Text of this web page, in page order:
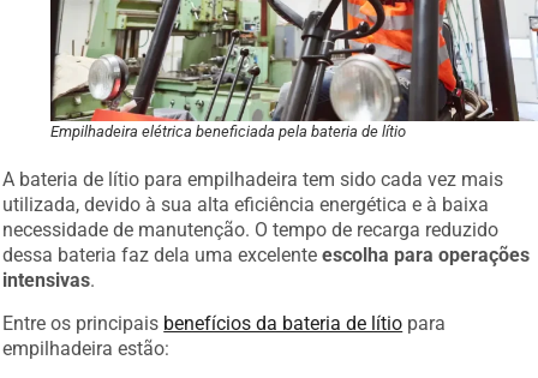
Empilhadeira elétrica beneficiada pela bateria de lítio
A bateria de lítio para empilhadeira tem sido cada vez mais
utilizada, devido à sua alta eficiência energética e à baixa
necessidade de manutenção. O tempo de recarga reduzido
dessa bateria faz dela uma excelenteescolha para operações
intensivas.
Entre os principais benefícios da bateria de lítio para
empilhadeira estão: